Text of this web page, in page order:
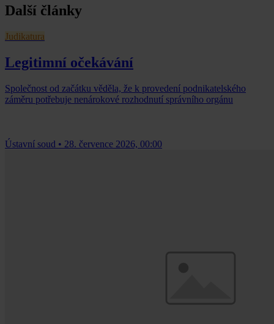
Další články
Judikatura
Legitimní očekávání
Společnost od začátku věděla, že k provedení podnikatelského
záměru potřebuje nenárokové rozhodnutí správního orgánu
Ústavní soud • 28. července 2026, 00:00